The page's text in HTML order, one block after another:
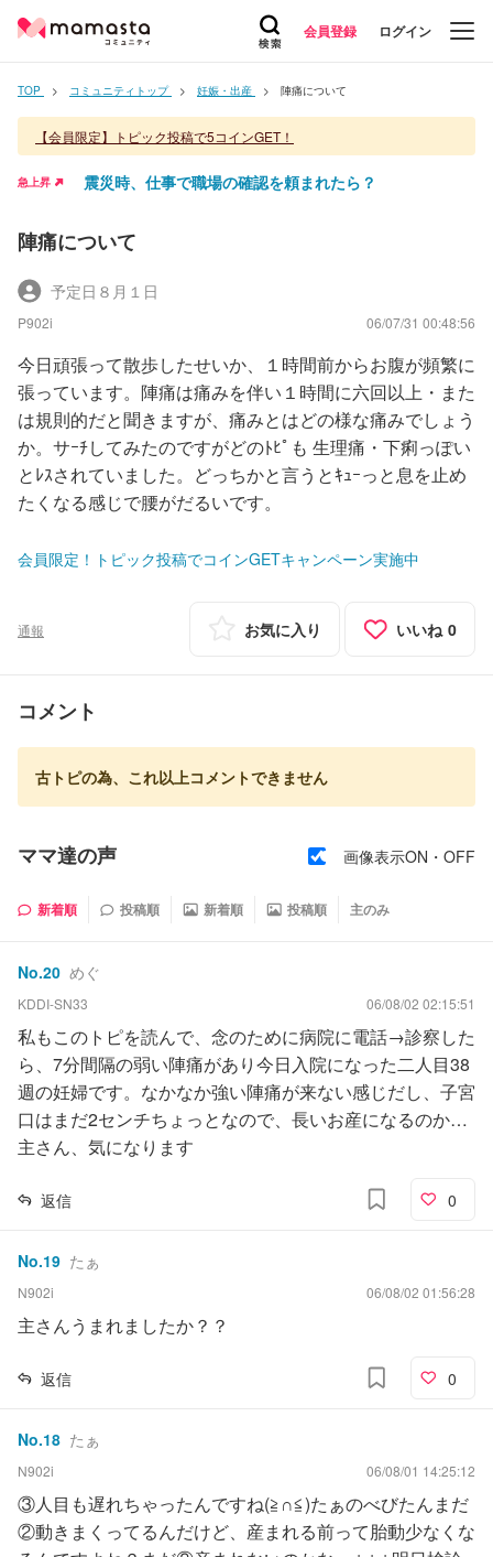
会員登録 ログイン
TOP コミュニティトップ 妊娠・出産 陣痛について
【会員限定】トピック投稿で5コインGET！
急上昇 震災時、仕事で職場の確認を頼まれたら？
陣痛について
予定日８月１日
P902i 06/07/31 00:48:56
今日頑張って散歩したせいか、１時間前からお腹が頻繁に
張っています。陣痛は痛みを伴い１時間に六回以上・また
は規則的だと聞きますが、痛みとはどの様な痛みでしょう
か。サｰﾁしてみたのですがどのﾄﾋﾟも 生理痛・下痢っぽい
とﾚｽされていました。どっちかと言うとｷｭｰっと息を止め
たくなる感じで腰がだるいです。
会員限定！トピック投稿でコインGETキャンペーン実施中
通報 お気に入り いいね 0
コメント
古トピの為、これ以上コメントできません
ママ達の声 画像表示ON・OFF
新着順 投稿順 新着順 投稿順 主のみ
No.20 めぐ
KDDI-SN33 06/08/02 02:15:51
私もこのトピを読んで、念のために病院に電話→診察した
ら、7分間隔の弱い陣痛があり今日入院になった二人目38
週の妊婦です。なかなか強い陣痛が来ない感じだし、子宮
口はまだ2センチちょっとなので、長いお産になるのか…
主さん、気になります
返信 0
No.19 たぁ
N902i 06/08/02 01:56:28
主さんうまれましたか？？
返信 0
No.18 たぁ
N902i 06/08/01 14:25:12
③人目も遅れちゃったんですね(≧∩≦)たぁのべびたんまだ
②動きまくってるんだけど、産まれる前って胎動少なくな